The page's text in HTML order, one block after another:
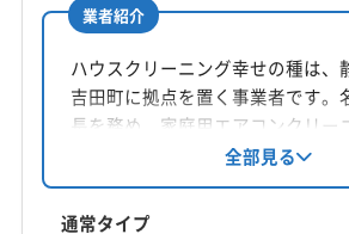
(愛知県) 日進市
(愛知県) 半田市
(愛知
(愛知県) 豊田市
(愛知県) 豊明市
(愛知
(愛知県) 北設楽郡東栄町
(愛知県) 北設楽
(愛知県) 名古屋市港区
(愛知県) 名古屋市守山区
(愛知県) 名古屋
(愛知県) 名古屋市瑞穂区
(愛知県) 名古
所在地
静岡県焼津市大覚寺2-15-3
対応地域
伊東市 伊豆の国市
掛川市
菊川市 御前崎市 御殿場市
焼津市
裾野市
静岡市
業者紹介
ハウスクリーニング幸せの種は、
吉田町に拠点を置く事業者です。
長を務め、家庭用エアコンクリー
にサービスを提供しています。ペ
いる家庭からの依頼も歓迎してお
業と顧客とのコミュニケーション
全部見る
通常タイプ